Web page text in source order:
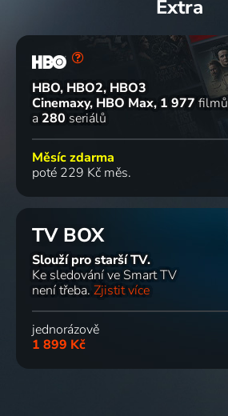
Extra
HBO, HBO2, HBO3
Cinemaxy, HBO Max 1 977 filmů
a 280 seriálů
Měsíc zdarma
poté 229 Kč měs.
TV BOX
Slouží pro starší TV.
Ke sledování ve Smart TV
není třeba. Zjistit více
jednorázově
1 899 Kč